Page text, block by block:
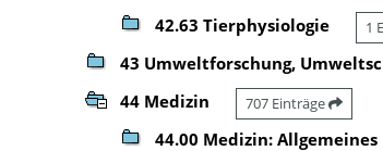
42.63 Tierphysiologie 1
43 Umweltforschung,
44 Medizin 707 Einträge
44.00 Medizin: Allgemeines